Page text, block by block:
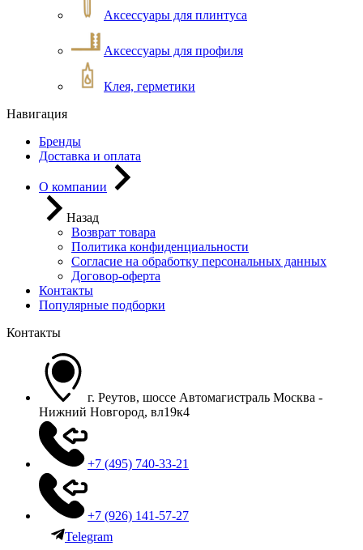
Аксессуары для плинтуса
Аксессуары для профиля
Клея, герметики
Навигация
Бренды
Доставка и оплата
О компании
Назад
Возврат товара
Политика конфиденциальности
Согласие на обработку персональных данных
Договор-оферта
Контакты
Популярные подборки
Контакты
г. Реутов, шоссе Автомагистраль Москва -
Нижний Новгород, вл19к4
+7 (495) 740-33-21
+7 (926) 141-57-27
Telegram